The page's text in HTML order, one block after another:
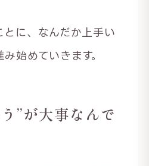
とに、なんだか上手い
始めていきます。
”が大事なんで